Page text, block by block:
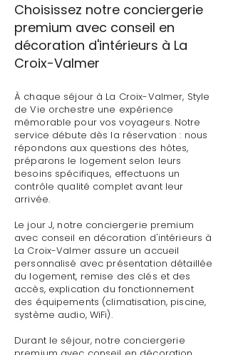
Choisissez notre conciergerie
premium avec conseil en
décoration d'intérieurs à La
Croix-Valmer
À chaque séjour à La Croix-Valmer, Style
de Vie orchestre une expérience
mémorable pour vos voyageurs. Notre
service débute dès la réservation : nous
répondons aux questions des hôtes,
préparons le logement selon leurs
besoins spécifiques, effectuons un
contrôle qualité complet avant leur
arrivée.
Le jour J, notre conciergerie premium
avec conseil en décoration d'intérieurs à
La Croix-Valmer assure un accueil
personnalisé avec présentation détaillée
du logement, remise des clés et des
accès, explication du fonctionnement
des équipements (climatisation, piscine,
système audio, WiFi).
Durant le séjour, notre conciergerie